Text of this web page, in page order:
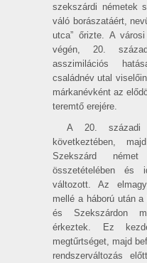
szekszárdi németek
váló borászatáért,
utca” őrizte. A
végén, 20.
asszimilációs
családnév utal
márkanévként az
teremtő erejére.
A 20. századi
következtében,
Szekszárd német
összetételében és
változott. Az
mellé a háború után
és Szekszárdon
érkeztek. Ez
megtűrtséget, majd
rendszer­változás